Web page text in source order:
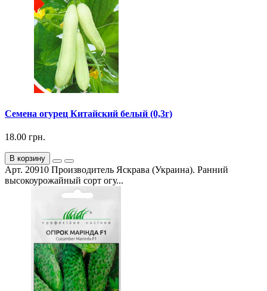
Семена огурец Китайский белый (0,3г)
18.00 грн.
В корзину
Арт. 20910 Производитель Яскрава (Украина). Ранний
высокоурожайный сорт огу...